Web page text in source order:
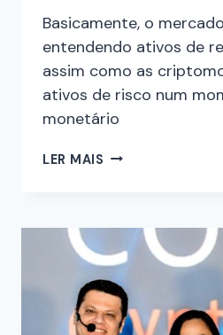
Basicamente, o
entendendo ativos de
assim como as
ativos de risco num
monetário
LER MAIS